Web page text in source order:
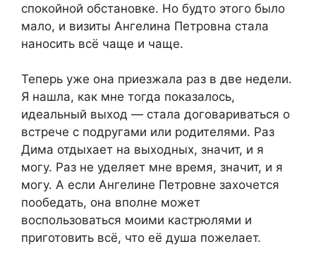
спокойной обстановке. Но будто этого было
мало, и визиты Ангелина Петровна стала
наносить всё чаще и чаще.
Теперь уже она приезжала раз в две недели.
Я нашла, как мне тогда показалось,
идеальный выход — стала договариваться о
встрече с подругами или родителями. Раз
Дима отдыхает на выходных, значит, и я
могу. Раз не уделяет мне время, значит, и я
могу. А если Ангелине Петровне захочется
пообедать, она вполне может
воспользоваться моими кастрюлями и
приготовить всё, что её душа пожелает.